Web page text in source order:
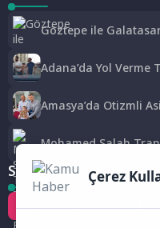
Göztepe ile
Adana’da Yol Verme
Amasya’da Otizmli
Mohamed Salah
‘Mısır Kralı Trabzon’da’
Sosyal Medya
Instagram
Çerez